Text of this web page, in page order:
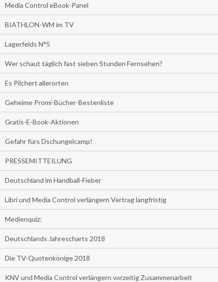
Media Control eBook-Panel
BIATHLON-WM im TV
Lagerfelds N°5
Wer schaut täglich fast sieben Stunden Fernsehen?
Es Pilchert allerorten
Geheime Promi-Bücher-Bestenliste
Gratis-E-Book-Aktionen
Gefahr fürs Dschungelcamp!
PRESSEMITTEILUNG
Deutschland im Handball-Fieber
Libri und Media Control verlängern Vertrag langfristig
Medienquiz:
Deutschlands Jahrescharts 2018
Die TV-Quotenkönige 2018
KNV und Media Control verlängern vorzeitig Zusammenarbeit